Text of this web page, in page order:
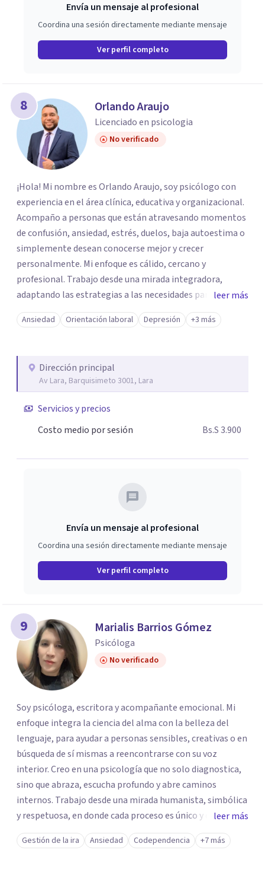
Envía un mensaje al profesional
Coordina una sesión directamente mediante mensaje
Ver perfil completo
8 Orlando Araujo
Licenciado en psicologia
No verificado
¡Hola! Mi nombre es Orlando Araujo, soy psicólogo con
experiencia en el área clínica, educativa y organizacional.
Acompaño a personas que están atravesando momentos
de confusión, ansiedad, estrés, duelos, baja autoestima o
simplemente desean conocerse mejor y crecer
personalmente. Mi enfoque es cálido, cercano y
profesional. Trabajo desde una mirada integradora,
adaptando las estrategias a las necesidades particulares
de cada paciente. Creo firmemente en el poder de la
palabra, la escucha activa y el acompañamiento
avanzar. Si estás pasando por un momento difícil o
simplemente necesitas un espacio seguro para hablar y
ordenar tus ideas, estaré aquí para apoyarte. Juntos
podemos construir el camino hacia tu bienestar. ¡Será un
leer más
Ansiedad Orientación laboral Depresión +3 más
Dirección principal
Av Lara, Barquisimeto 3001, Lara
Servicios y precios
Costo medio por sesión
Bs.S 3.900
Envía un mensaje al profesional
Coordina una sesión directamente mediante mensaje
Ver perfil completo
9 Marialis Barrios Gómez
Psicóloga
No verificado
Soy psicóloga, escritora y acompañante emocional. Mi
enfoque integra la ciencia del alma con la belleza del
lenguaje, para ayudar a personas sensibles, creativas o en
búsqueda de sí mismas a reencontrarse con su voz
interior. Creo en una psicología que no solo diagnostica,
sino que abraza, escucha profundo y abre caminos
internos. Trabajo desde una mirada humanista, simbólica
y respetuosa, en donde cada proceso es único y cada
emoción merece espacio. Mis sesiones son un espacio
íntimo y seguro donde puedes hablar sin juicios, sentirte
leer más
Gestión de la ira Ansiedad Codependencia +7 más